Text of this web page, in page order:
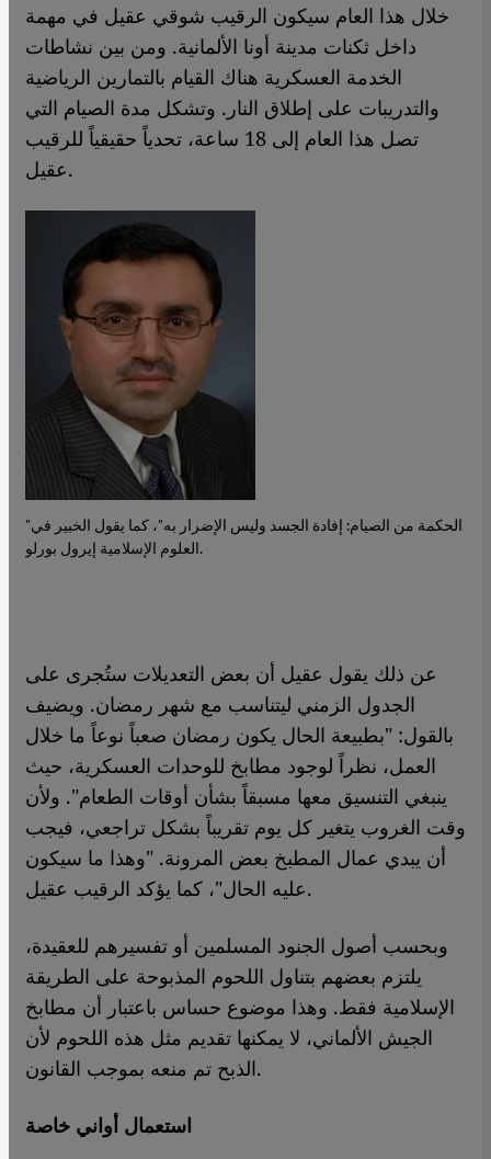
خلال هذا العام سيكون الرقيب شوقي عقيل في مهمة
داخل ثكنات مدينة أونا الألمانية. ومن بين نشاطات
الخدمة العسكرية هناك القيام بالتمارين الرياضية
والتدريبات على إطلاق النار. وتشكل مدة الصيام التي
تصل هذا العام إلى 18 ساعة، تحدياً حقيقياً للرقيب
عقيل.
"الحكمة من الصيام: إفادة الجسد وليس الإضرار به"، كما يقول الخبير في
العلوم الإسلامية إيرول بورلو.
عن ذلك يقول عقيل أن بعض التعديلات ستُجرى على
الجدول الزمني ليتناسب مع شهر رمضان. ويضيف
بالقول: "بطبيعة الحال يكون رمضان صعباً نوعاً ما خلال
العمل، نظراً لوجود مطابخ للوحدات العسكرية، حيث
ينبغي التنسيق معها مسبقاً بشأن أوقات الطعام". ولأن
وقت الغروب يتغير كل يوم تقريباً بشكل تراجعي، فيجب
أن يبدي عمال المطبخ بعض المرونة. "وهذا ما سيكون
عليه الحال"، كما يؤكد الرقيب عقيل.
وبحسب أصول الجنود المسلمين أو تفسيرهم للعقيدة،
يلتزم بعضهم بتناول اللحوم المذبوحة على الطريقة
الإسلامية فقط. وهذا موضوع حساس باعتبار أن مطابخ
الجيش الألماني، لا يمكنها تقديم مثل هذه اللحوم لأن
الذبح تم منعه بموجب القانون.
استعمال أواني خاصة